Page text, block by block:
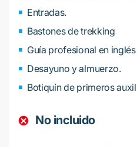
Entradas.
Bastones de trekking
Guía profesional en
Desayuno y almuerzo.
Botiquín de primeros
No incluido